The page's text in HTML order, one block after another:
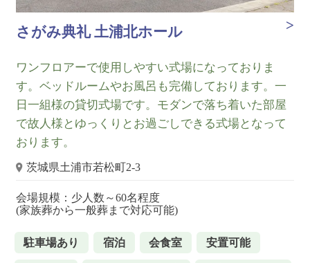
さがみ典礼 土浦北ホール
ワンフロアーで使用しやすい式場になっておりま
す。ベッドルームやお風呂も完備しております。一
日一組様の貸切式場です。モダンで落ち着いた部屋
で故人様とゆっくりとお過ごしできる式場となって
おります。
茨城県土浦市若松町2-3
会場規模：少人数～60名程度
(家族葬から一般葬まで対応可能)
駐車場あり 宿泊 会食室 安置可能